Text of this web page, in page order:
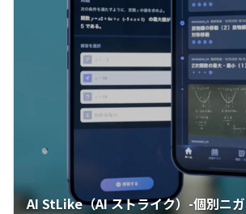
AI StLike（AI ストライク）-個別ニ